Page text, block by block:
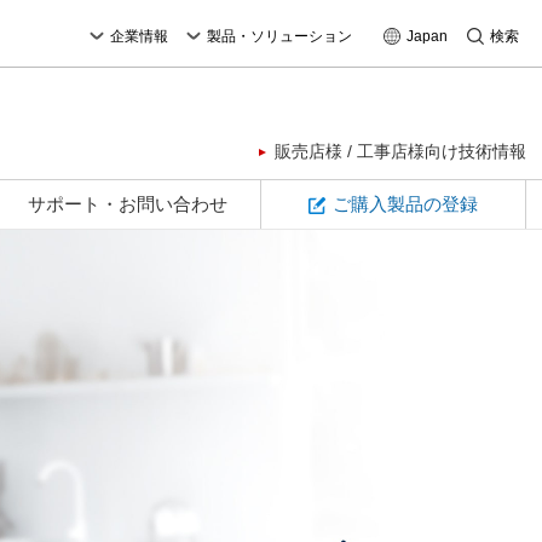
企業情報 製品・ソリューション Japan 検索
販売店様 / 工事店様向け技術情報
サポート・お問い合わせ ご購入製品の登録